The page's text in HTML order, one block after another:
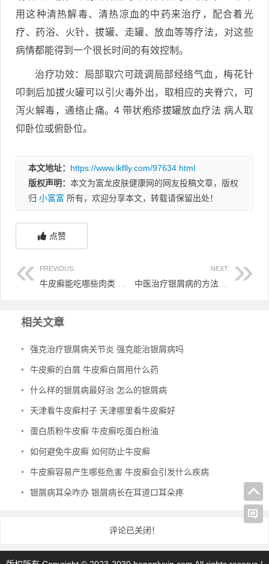
用这种清热解毒、清热凉血的中药来治疗，配合着光
疗、药浴、火针、拔罐、走罐、放血等等疗法，对这些
病情都能得到一个很长时间的有效控制。
治疗功效：局部取穴可疏调局部经络气血，梅花针
叩刺后加拔火罐可以引火毒外出，取相应的夹脊穴，可
泻火解毒，通络止痛。4 带状疱疹拔罐放血疗法 病人取
仰卧位或俯卧位。
本文地址： https://www.lkflly.com/97634.html
版权声明： 本文为富龙皮肤健康网的网友投稿文章，版权
归 小富富 所有，欢迎分享本文，转载请保留出处！
点赞
PREVIOUS: NEXT:
相关文章
• 强克治疗银屑病关节炎 强克能治银屑病吗
• 牛皮癣的白屑 牛皮癣白屑用什么药
• 什么样的银屑病最好治 怎么的银屑病
• 天津看牛皮癣村子 天津哪里看牛皮癣好
• 蛋白质粉牛皮癣 牛皮癣吃蛋白粉油
• 如何避免牛皮癣 如何防止牛皮癣
• 牛皮癣容易产生哪些危害 牛皮癣会引发什么疾病
• 银屑病耳朵咋办 银屑病长在耳道口耳朵疼
评论已关闭！